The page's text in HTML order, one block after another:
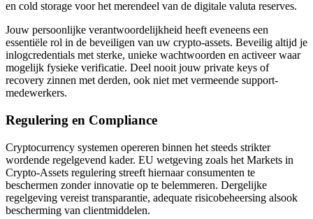
en cold storage voor het merendeel van de digitale valuta reserves.
Jouw persoonlijke verantwoordelijkheid heeft eveneens een
essentiële rol in de beveiligen van uw crypto-assets. Beveilig altijd je
inlogcredentials met sterke, unieke wachtwoorden en activeer waar
mogelijk fysieke verificatie. Deel nooit jouw private keys of
recovery zinnen met derden, ook niet met vermeende support-
medewerkers.
Regulering en Compliance
Cryptocurrency systemen opereren binnen het steeds strikter
wordende regelgevend kader. EU wetgeving zoals het Markets in
Crypto-Assets regulering streeft hiernaar consumenten te
beschermen zonder innovatie op te belemmeren. Dergelijke
regelgeving vereist transparantie, adequate risicobeheersing alsook
bescherming van clientmiddelen.